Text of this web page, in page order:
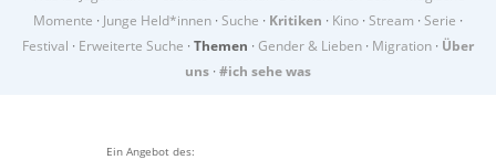
Momente · Junge Held*innen · Suche · Kritiken · Kino · Stream · Serie ·
Festival · Erweiterte Suche · Themen · Gender & Lieben · Migration · Über
uns · #ich sehe was
Ein Angebot des: